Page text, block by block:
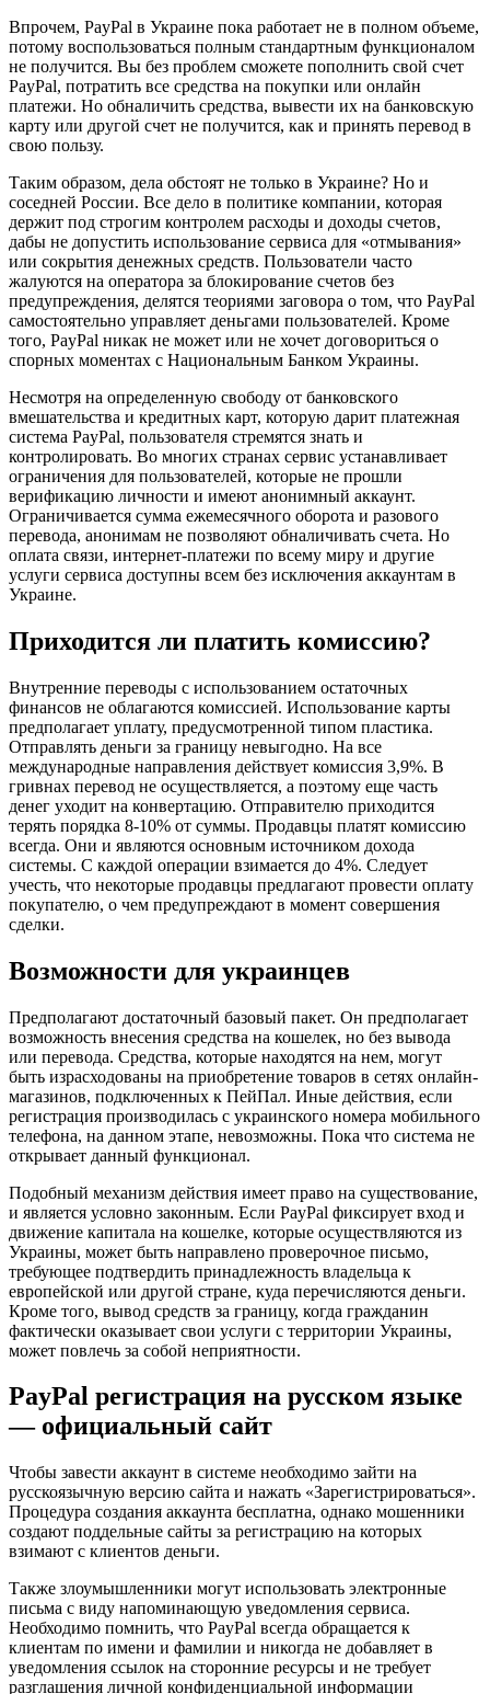
Впрочем, PayPal в Украине пока работает не в полном объеме,
потому воспользоваться полным стандартным функционалом
не получится. Вы без проблем сможете пополнить свой счет
PayPal, потратить все средства на покупки или онлайн
платежи. Но обналичить средства, вывести их на банковскую
карту или другой счет не получится, как и принять перевод в
свою пользу.
Таким образом, дела обстоят не только в Украине? Но и
соседней России. Все дело в политике компании, которая
держит под строгим контролем расходы и доходы счетов,
дабы не допустить использование сервиса для «отмывания»
или сокрытия денежных средств. Пользователи часто
жалуются на оператора за блокирование счетов без
предупреждения, делятся теориями заговора о том, что PayPal
самостоятельно управляет деньгами пользователей. Кроме
того, PayPal никак не может или не хочет договориться о
спорных моментах с Национальным Банком Украины.
Несмотря на определенную свободу от банковского
вмешательства и кредитных карт, которую дарит платежная
система PayPal, пользователя стремятся знать и
контролировать. Во многих странах сервис устанавливает
ограничения для пользователей, которые не прошли
верификацию личности и имеют анонимный аккаунт.
Ограничивается сумма ежемесячного оборота и разового
перевода, анонимам не позволяют обналичивать счета. Но
оплата связи, интернет-платежи по всему миру и другие
услуги сервиса доступны всем без исключения аккаунтам в
Украине.
Приходится ли платить комиссию?
Внутренние переводы с использованием остаточных
финансов не облагаются комиссией. Использование карты
предполагает уплату, предусмотренной типом пластика.
Отправлять деньги за границу невыгодно. На все
международные направления действует комиссия 3,9%. В
гривнах перевод не осуществляется, а поэтому еще часть
денег уходит на конвертацию. Отправителю приходится
терять порядка 8-10% от суммы. Продавцы платят комиссию
всегда. Они и являются основным источником дохода
системы. С каждой операции взимается до 4%. Следует
учесть, что некоторые продавцы предлагают провести оплату
покупателю, о чем предупреждают в момент совершения
сделки.
Возможности для украинцев
Предполагают достаточный базовый пакет. Он предполагает
возможность внесения средства на кошелек, но без вывода
или перевода. Средства, которые находятся на нем, могут
быть израсходованы на приобретение товаров в сетях онлайн-
магазинов, подключенных к ПейПал. Иные действия, если
регистрация производилась с украинского номера мобильного
телефона, на данном этапе, невозможны. Пока что система не
открывает данный функционал.
Подобный механизм действия имеет право на существование,
и является условно законным. Если PayPal фиксирует вход и
движение капитала на кошелке, которые осуществляются из
Украины, может быть направлено проверочное письмо,
требующее подтвердить принадлежность владельца к
европейской или другой стране, куда перечисляются деньги.
Кроме того, вывод средств за границу, когда гражданин
фактически оказывает свои услуги с территории Украины,
может повлечь за собой неприятности.
PayPal регистрация на русском языке
— официальный сайт
Чтобы завести аккаунт в системе необходимо зайти на
русскоязычную версию сайта и нажать «Зарегистрироваться».
Процедура создания аккаунта бесплатна, однако мошенники
создают поддельные сайты за регистрацию на которых
взимают с клиентов деньги.
Также злоумышленники могут использовать электронные
письма с виду напоминающую уведомления сервиса.
Необходимо помнить, что PayPal всегда обращается к
клиентам по имени и фамилии и никогда не добавляет в
уведомления ссылок на сторонние ресурсы и не требует
разглашения личной конфиденциальной информации